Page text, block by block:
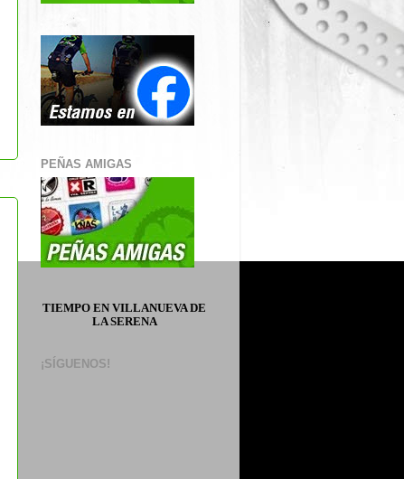
PEÑAS AMIGAS
TIEMPO EN VILLANUEVA DE
LA SERENA
¡SÍGUENOS!